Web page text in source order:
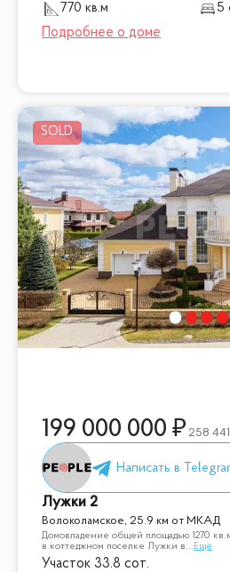
770 кв.м
5
199 000 000 258 441
Лужки 2
Волоколамское, 25.9 км от МКАД
Домовладение общей площадью 1270
в коттеджном поселке Лужки в... Ещё
Участок 33.8 сот.